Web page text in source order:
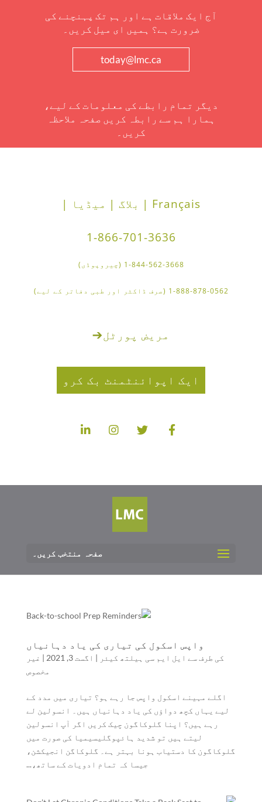
آج ایک ملاقات ہے اور ہم تک پہنچنے کی
ضرورت ہے؟ ہمیں ای میل کریں۔
today@lmc.ca
دیگر تمام رابطے کی معلومات کے لیے،
ہمارا ہم سے رابطہ کریں صفحہ ملاحظہ
کریں۔
Français | بلاگ | میڈیا |
1-866-701-3636
1-844-562-3668 (چیروپوڈی)
1-888-878-0562 (صرف ڈاکٹر اور طبی دفاتر کے لیے)
مریض پورٹل➔
ایک اپوائنٹمنٹ بک کرو
صفحہ منتخب کریں۔
واپس اسکول کی تیاری کی یاد دہانیاں
کی طرف سے ایل ایم سی ہیلتھ کیئر | اگست 3, 2021 | غیر
مخصوص
اگلے مہینے اسکول واپس جا رہے ہو؟ تیاری میں مدد کے
لیے یہاں کچھ دواؤں کی یاد دہانیاں ہیں۔ انسولین لے
رہے ہیں؟ اپنا گلوکاگون چیک کریں اگر آپ انسولین
لیتے ہیں تو شدید ہائپوگلیسیمیا کی صورت میں
گلوکاگون کا دستیاب ہونا بہتر ہے۔ گلوکاگن انجیکشن،
جیسا کہ تمام ادویات کے ساتھ،...